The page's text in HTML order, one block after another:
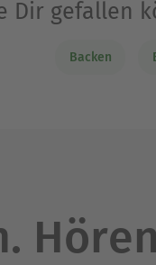
Dir gefallen
Backen